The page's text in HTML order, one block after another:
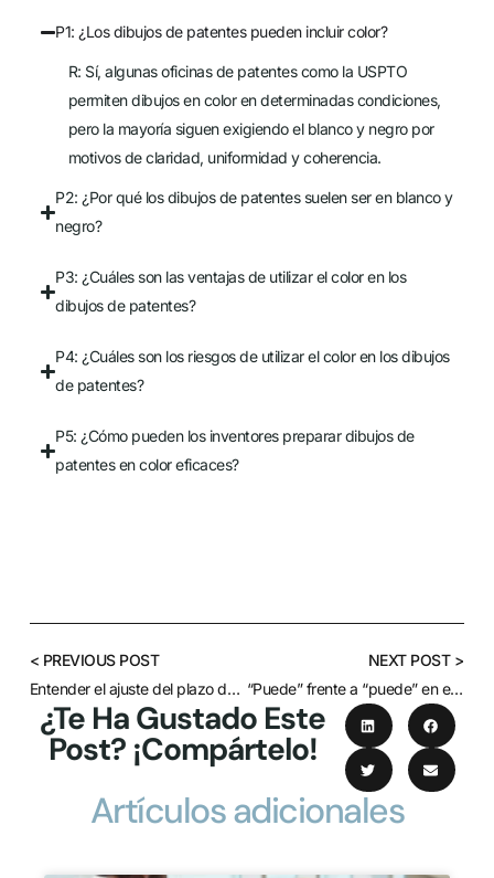
P1: ¿Los dibujos de patentes pueden incluir color?
R: Sí, algunas oficinas de patentes como la USPTO
permiten dibujos en color en determinadas condiciones,
pero la mayoría siguen exigiendo el blanco y negro por
motivos de claridad, uniformidad y coherencia.
P2: ¿Por qué los dibujos de patentes suelen ser en blanco y
negro?
P3: ¿Cuáles son las ventajas de utilizar el color en los
dibujos de patentes?
P4: ¿Cuáles son los riesgos de utilizar el color en los dibujos
de patentes?
P5: ¿Cómo pueden los inventores preparar dibujos de
patentes en color eficaces?
¿Te Ha Gustado Este
Post? ¡Compártelo!
< PREVIOUS POST
Entender el ajuste del plazo de una patente
NEXT POST >
“Puede” frente a “puede” en el lenguaje de las patentes: Lo que los inventores deben saber
Artículos adicionales